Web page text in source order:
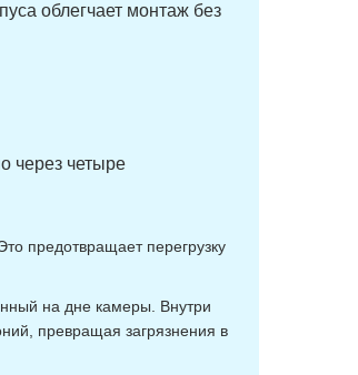
облегчает монтаж без
через четыре
предотвращает перегрузку
на дне камеры. Внутри
превращая загрязнения в